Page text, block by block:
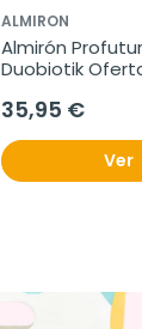
ALMIRON
Almirón
Duobiotik
35,95 €
Ver